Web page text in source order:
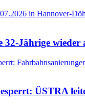
32-Jährige wieder
ÜSTRA